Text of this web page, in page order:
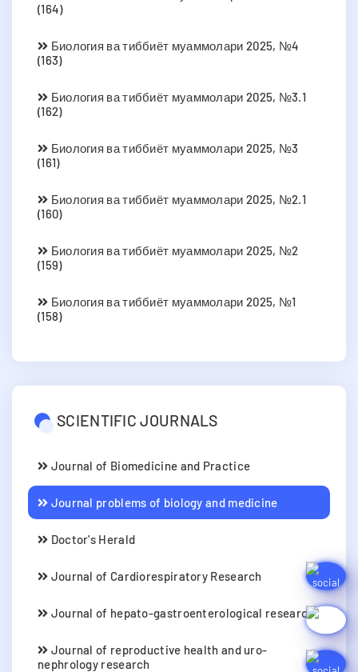
(164)
Биология ва тиббиёт муаммолари 2025, №4
(163)
Биология ва тиббиёт муаммолари 2025, №3.1
(162)
Биология ва тиббиёт муаммолари 2025, №3
(161)
Биология ва тиббиёт муаммолари 2025, №2.1
(160)
Биология ва тиббиёт муаммолари 2025, №2
(159)
Биология ва тиббиёт муаммолари 2025, №1
(158)
SCIENTIFIC JOURNALS
Journal of Biomedicine and Practice
Journal problems of biology and medicine
Doctor's Herald
Journal of Cardiorespiratory Research
Journal of hepato-gastroenterological research
Journal of reproductive health and uro-
nephrology research